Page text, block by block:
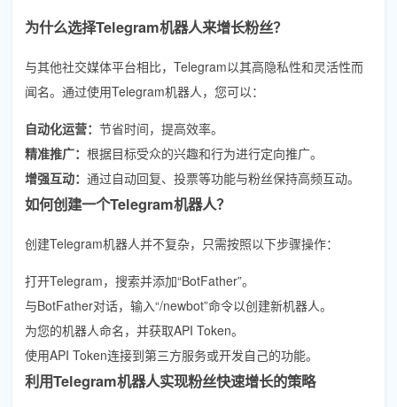
为什么选择Telegram机器人来增长粉丝？
与其他社交媒体平台相比，Telegram以其高隐私性和灵活性而
闻名。通过使用Telegram机器人，您可以：
自动化运营： 节省时间，提高效率。
精准推广： 根据目标受众的兴趣和行为进行定向推广。
增强互动： 通过自动回复、投票等功能与粉丝保持高频互动。
如何创建一个Telegram机器人？
创建Telegram机器人并不复杂，只需按照以下步骤操作：
打开Telegram，搜索并添加“BotFather”。
与BotFather对话，输入“/newbot”命令以创建新机器人。
为您的机器人命名，并获取API Token。
使用API Token连接到第三方服务或开发自己的功能。
利用Telegram机器人实现粉丝快速增长的策略